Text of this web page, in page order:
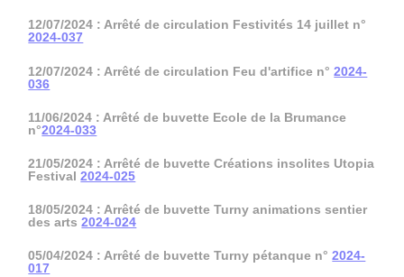
12/07/2024 : Arrêté de circulation Festivités 14 juillet n°
2024-037
12/07/2024 : Arrêté de circulation Feu d'artifice n°2024-
036
11/06/2024 : Arrêté de buvette Ecole de la Brumance
n°2024-033
21/05/2024 : Arrêté de buvette Créations insolites Utopia
Festival2024-025
18/05/2024 : Arrêté de buvette Turny animations sentier
des arts2024-024
05/04/2024 : Arrêté de buvette Turny pétanque n°2024-
017